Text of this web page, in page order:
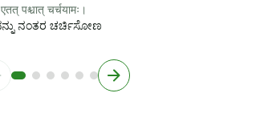
पश्चात् चर्चयामः।
ನಂತರ ಚರ್ಚಿಸೋಣ